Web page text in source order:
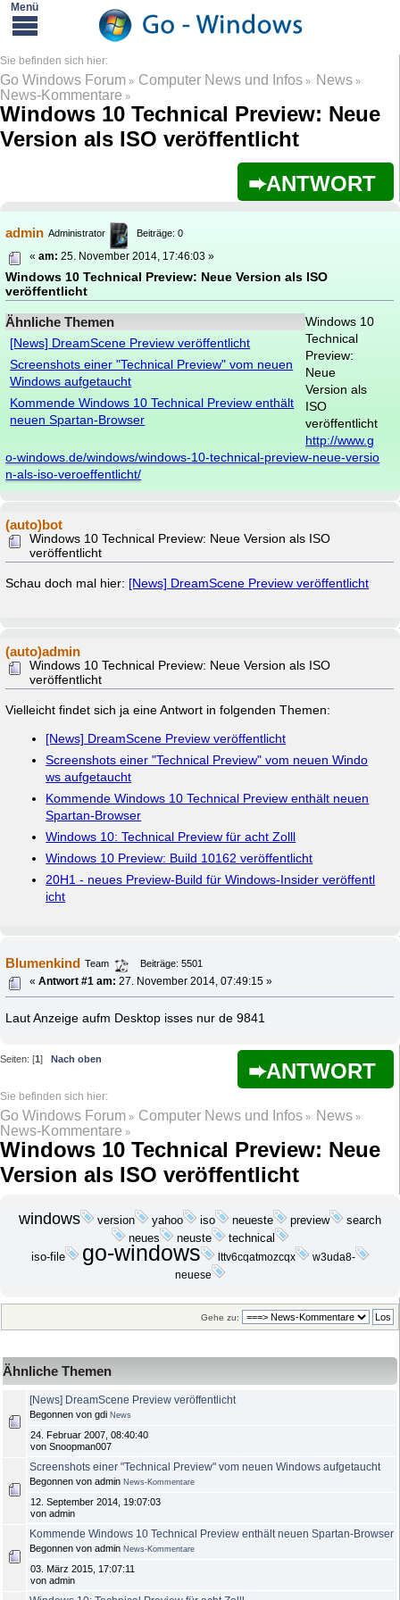
Go Windows Forum » Computer News und Infos » News»
News-Kommentare »
Windows 10 Technical Preview: Neue
Version als ISO veröffentlicht
ANTWORT
admin Administrator Beiträge: 0
Windows 10 Technical Preview: Neue Version als ISO
veröffentlicht
«am: 25. November 2014, 17:46:03 »
Ähnliche Themen
[News] DreamScene Preview veröffentlicht
Screenshots einer "Technical Preview" vom neuen
Windows aufgetaucht
Kommende Windows 10 Technical Preview enthält
neuen Spartan-Browser
Windows 10
Technical
Preview:
Neue
Version als
ISO
veröffentlicht
http://www.g
o-windows.de/windows/windows-10-technical-preview-neue-versio
n-als-iso-veroeffentlicht/
(auto)bot
Windows 10 Technical Preview: Neue Version als ISO
veröffentlicht
Schau doch mal hier: [News] DreamScene Preview veröffentlicht
(auto)admin
Windows 10 Technical Preview: Neue Version als ISO
veröffentlicht
Vielleicht findet sich ja eine Antwort in folgenden Themen:
[News] DreamScene Preview veröffentlicht
Screenshots einer "Technical Preview" vom neuen Windo
ws aufgetaucht
Kommende Windows 10 Technical Preview enthält neuen
Spartan-Browser
Windows 10: Technical Preview für acht Zolll
Windows 10 Preview: Build 10162 veröffentlicht
20H1 - neues Preview-Build für Windows-Insider veröffentl
icht
Blumenkind Team
Beiträge: 5501
«Antwort #1 am: 27. November 2014, 07:49:15 »
Laut Anzeige aufm Desktop isses nur de 9841
ANTWORT
Seiten: [1] Nach oben
Go Windows Forum » Computer News und Infos » News»
News-Kommentare »
Windows 10 Technical Preview: Neue
Version als ISO veröffentlicht
windows version yahoo iso neueste preview search
neues neuste
technical
iso-file
go-windows lttv6cqatmozcqx
w3uda8-
neuese
Gehe zu:
Ähnliche Themen
[News] DreamScene Preview veröffentlicht
Begonnen von gdi News
24. Februar 2007, 08:40:40
von Snoopman007
Screenshots einer "Technical Preview" vom neuen Windows aufgetaucht
Begonnen von admin News-Kommentare
12. September 2014, 19:07:03
von admin
Kommende Windows 10 Technical Preview enthält neuen Spartan-Browser
Begonnen von admin News-Kommentare
03. März 2015, 17:07:11
von admin